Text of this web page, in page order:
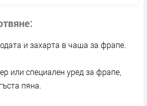
и захарта в чаша за фрапе.
или специален уред за фрапе,
пяна.